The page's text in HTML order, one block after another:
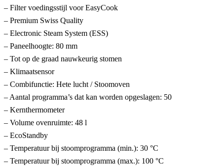
– Filter voedingsstijl voor EasyCook
– Premium Swiss Quality
– Electronic Steam System (ESS)
– Paneelhoogte: 80 mm
– Tot op de graad nauwkeurig stomen
– Klimaatsensor
– Combifunctie: Hete lucht / Stoomoven
– Aantal programma’s dat kan worden opgeslagen: 50
– Kernthermometer
– Volume ovenruimte: 48 l
– EcoStandby
– Temperatuur bij stoomprogramma (min.): 30 °C
– Temperatuur bij stoomprogramma (max.): 100 °C